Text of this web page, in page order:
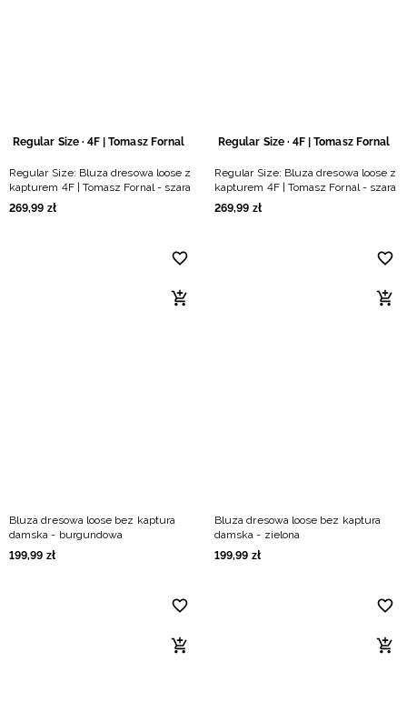
Regular Size · 4F | Tomasz Fornal
Regular Size: Bluza dresowa loose z
kapturem 4F | Tomasz Fornal - szara
269,99 zł
Regular Size · 4F | Tomasz Fornal
Regular Size: Bluza dresowa loose z
kapturem 4F | Tomasz Fornal - szara
269,99 zł
Bluza dresowa loose bez kaptura
damska - burgundowa
199,99 zł
Bluza dresowa loose bez kaptura
damska - zielona
199,99 zł